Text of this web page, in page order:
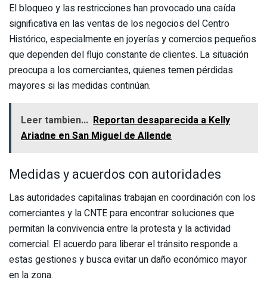
El bloqueo y las restricciones han provocado una caída
significativa en las ventas de los negocios del Centro
Histórico, especialmente en joyerías y comercios pequeños
que dependen del flujo constante de clientes. La situación
preocupa a los comerciantes, quienes temen pérdidas
mayores si las medidas continúan.
Leer tambien... Reportan desaparecida a Kelly
Ariadne en San Miguel de Allende
Medidas y acuerdos con autoridades
Las autoridades capitalinas trabajan en coordinación con los
comerciantes y la CNTE para encontrar soluciones que
permitan la convivencia entre la protesta y la actividad
comercial. El acuerdo para liberar el tránsito responde a
estas gestiones y busca evitar un daño económico mayor
en la zona.